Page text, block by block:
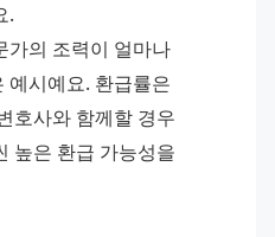
.
가의 조력이 얼마나
예시예요. 환급률은
호사와 함께할 경우
높은 환급 가능성을